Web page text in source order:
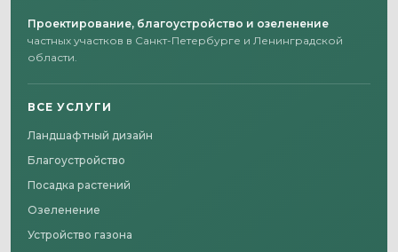
Проектирование, благоустройство и озеленение
частных участков в Санкт-Петербурге и Ленинградской
области.
ВСЕ УСЛУГИ
Ландшафтный дизайн
Благоустройство
Посадка растений
Озеленение
Устройство газона